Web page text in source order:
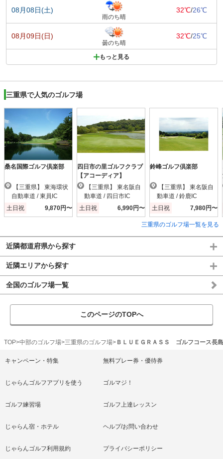
08月08日(土)
雨のち晴
32℃/26℃
08月09日(日)
曇のち晴
32℃/25℃
もっと見る
三重県で人気のゴルフ場
桑名国際ゴルフ倶楽部
自動車道 / 東員IC
土日祝
9,870円〜
四日市の里ゴルフクラブ
【アコーディア】
動車道 / 四日市IC
土日祝
6,990円〜
鈴峰ゴルフ倶楽部
動車道 / 鈴鹿IC
土日祝
7,980円〜
三重県のゴルフ場一覧を見る
近隣都道府県から探す
近隣エリアから探す
全国のゴルフ場一覧
このページのTOPへ
TOP 中部のゴルフ場 三重県のゴルフ場 ＢＬＵＥＧＲＡＳＳ ゴルフコース長
キャンペーン・特集 無料プレー券・優待券
じゃらんゴルフアプリを使う ゴルマジ！
ゴルフ練習場 ゴルフ上達レッスン
じゃらん宿・ホテル ヘルプ/お問い合わせ
じゃらんゴルフ利用規約 プライバシーポリシー